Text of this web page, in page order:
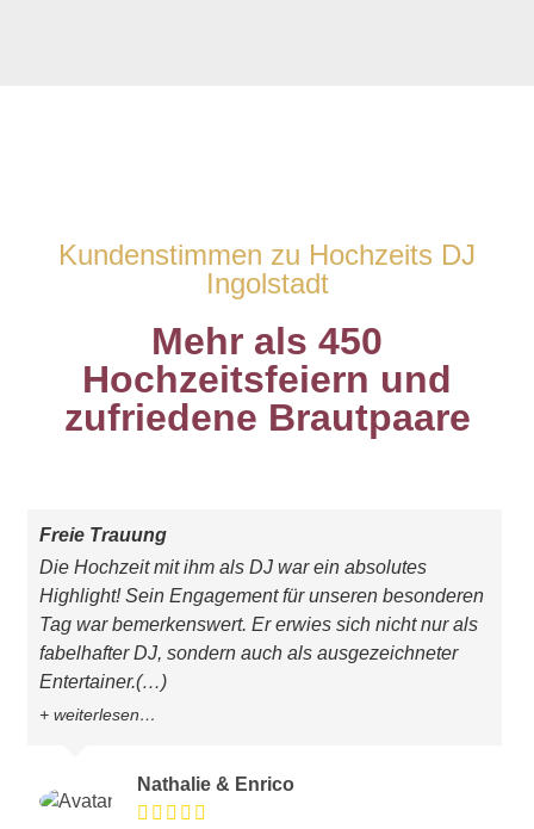
Kundenstimmen zu Hochzeits DJ
Ingolstadt
Mehr als 450
Hochzeitsfeiern und
zufriedene Brautpaare
Freie Trauung
Die Hochzeit mit ihm als DJ war ein absolutes
Highlight! Sein Engagement für unseren besonderen
Tag war bemerkenswert. Er erwies sich nicht nur als
fabelhafter DJ, sondern auch als ausgezeichneter
Entertainer.(…)
weiterlesen…
Nathalie & Enrico